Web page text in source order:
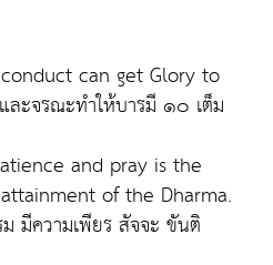
can get Glory to
ะจรณะทำให้บารมี ๑๐ เต็ม
and pray is the
of the Dharma.
มีความเพียร สัจจะ ขันติ